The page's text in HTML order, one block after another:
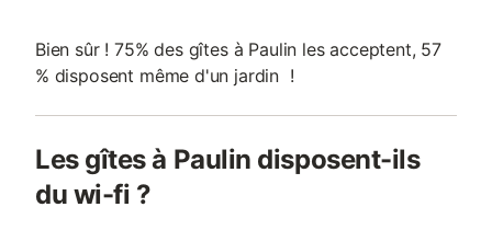
Bien sûr ! 75% des gîtes à Paulin les acceptent, 57
% disposent même d'un jardin !
Les gîtes à Paulin disposent-ils
du wi-fi ?